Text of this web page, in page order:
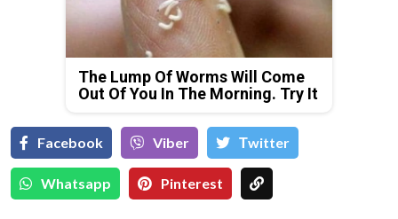
The Lump Of Worms Will Come
Out Of You In The Morning. Try It
Facebook Viber Тwitter
Whatsapp Pinterest